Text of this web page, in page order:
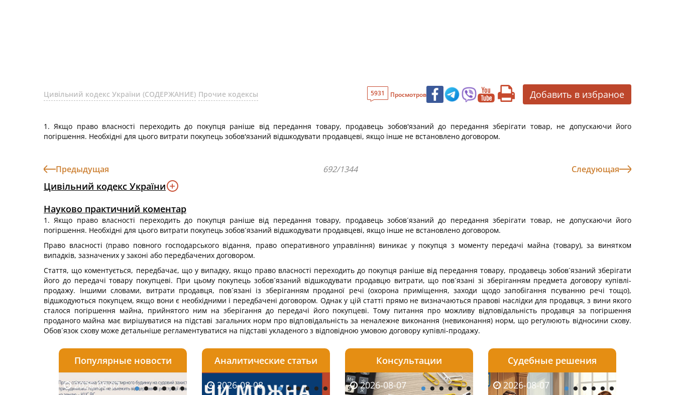
Цивільний кодекс України (СОДЕРЖАНИЕ) Прочие кодексы 5931 Просмотров Добавить в избраное
1. Якщо право власності переходить до покупця раніше від передання товару, продавець зобов'язаний до передання зберігати товар, не допускаючи його
погіршення. Необхідні для цього витрати покупець зобов'язаний відшкодувати продавцеві, якщо інше не встановлено договором.
Предыдущая 692/1344 Следующая
Цивільний кодекс України
Науково практичний коментар
1. Якщо право власності переходить до покупця раніше від передання товару, продавець зобов´язаний до передання зберігати товар, не допускаючи його
погіршення. Необхідні для цього витрати покупець зобов´язаний відшкодувати продавцеві, якщо інше не встановлено договором.
Право власності (право повного господарського відання, право оперативного управління) виникає у покупця з моменту передачі майна (товару), за винятком
випадків, зазначених у законі або передбачених договором.
Стаття, що коментується, передбачає, що у випадку, якщо право власності переходить до покупця раніше від передання товару, продавець зобов´язаний зберігати
його до передачі товару покупцеві. При цьому покупець зобов´язаний відшкодувати продавцю витрати, що пов´язані зі зберіганням предмета договору купівлі-
продажу. Іншими словами, витрати продавця, пов´язані із зберіганням проданої речі (охорона приміщення, заходи щодо запобігання псуванню речі тощо),
відшкодуються покупцем, якщо вони є необхідними і передбачені договором. Однак у цій статті прямо не визначаються правові наслідки для продавця, з вини якого
сталося погіршення майна, прийнятого ним на зберігання до передачі його покупцеві. Тому питання про можливу відповідальність продавця за погіршення
проданого майна має вирішуватися на підставі загальних норм про відповідальність за неналежне виконання (невиконання) норм, що регулюють відносини схову.
Обов´язок схову може детальніше регламентуватися на підставі укладеного з відповідною умовою договору купівлі-продажу.
Популярные новости
2026-08-07 2026-08-06 2026-08-06 2026-08-06 2026-08-05
Аналитические статьи
2026-08-03 2026-08-08 2026-08-07 2026-08-04 2026-08-04
Консультации
2026-08-05 2026-08-07 2026-08-07 2026-08-06
Судебные решения
2026-07-30 2026-08-07